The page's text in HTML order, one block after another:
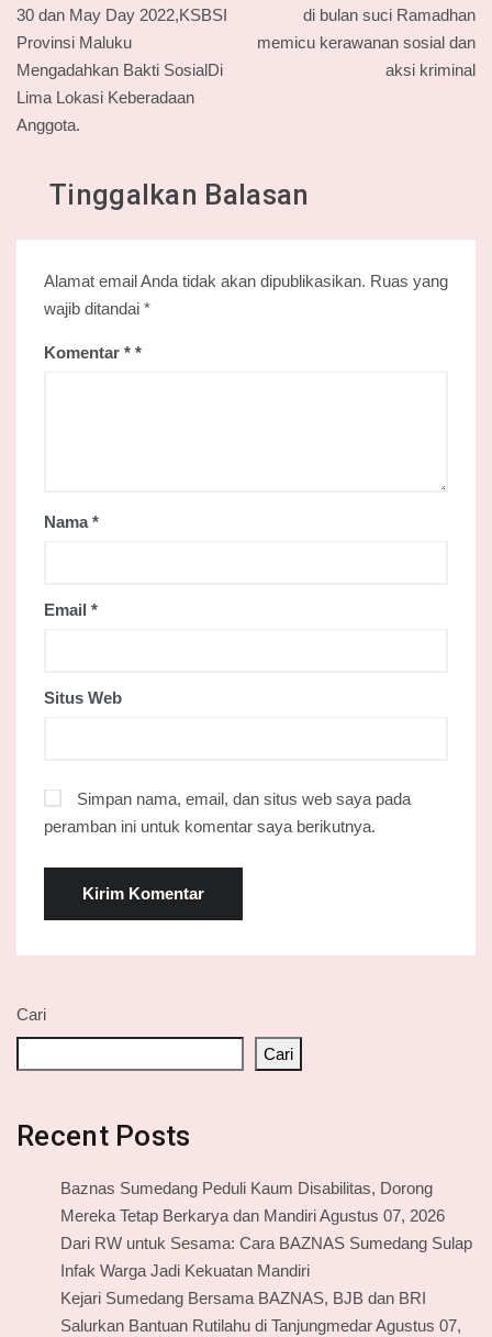
pos
30 dan May Day 2022,KSBSI
Provinsi Maluku
Mengadahkan Bakti SosialDi
Lima Lokasi Keberadaan
Anggota.
di bulan suci Ramadhan
memicu kerawanan sosial dan
aksi kriminal
Tinggalkan Balasan
Alamat email Anda tidak akan dipublikasikan. Ruas yang
wajib ditandai *
Komentar *
Nama*
Email *
Situs Web
Simpan nama, email, dan situs web saya pada
peramban ini untuk komentar saya berikutnya.
Cari
Cari
Recent Posts
Baznas Sumedang Peduli Kaum Disabilitas, Dorong
Mereka Tetap Berkarya dan Mandiri Agustus 07, 2026
Dari RW untuk Sesama: Cara BAZNAS Sumedang Sulap
Infak Warga Jadi Kekuatan Mandiri
Kejari Sumedang Bersama BAZNAS, BJB dan BRI
Salurkan Bantuan Rutilahu di Tanjungmedar Agustus 07,